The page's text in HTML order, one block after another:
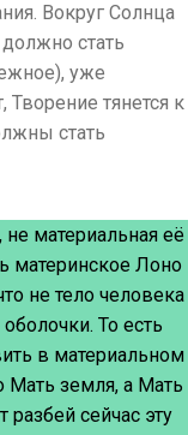
Вокруг Солнца
стать
уже
тянется к
стать
материальная её
материнское Лоно
не тело человека
То есть
в материальном
Мать земля, а Мать
сейчас эту